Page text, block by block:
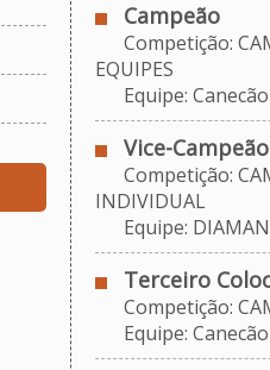
Campeão
Competição:
EQUIPES
Equipe:
Vice-Campeão
Competição:
INDIVIDUAL
Equipe:
Terceiro
Competição:
Equipe: